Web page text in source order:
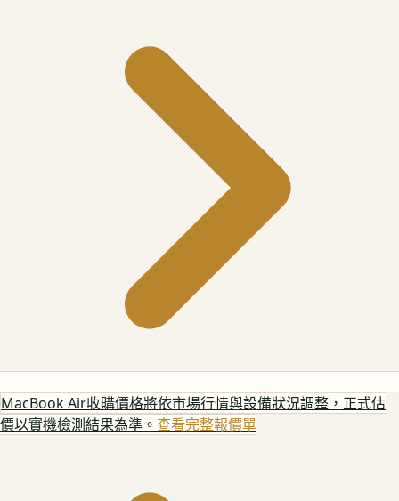
MacBook Air收購價格將依市場行情與設備狀況調整，正式估
價以實機檢測結果為準。 查看完整報價單